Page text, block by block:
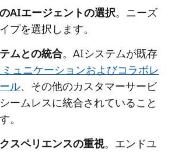
AIエージェントの選択。ニーズ
プを選択します。
ムとの統合。AIシステムが既存
ミュニケーションおよびコラボレ
ル、その他のカスタマーサービ
ームレスに統合されていること
。
スペリエンスの重視。エンドユ